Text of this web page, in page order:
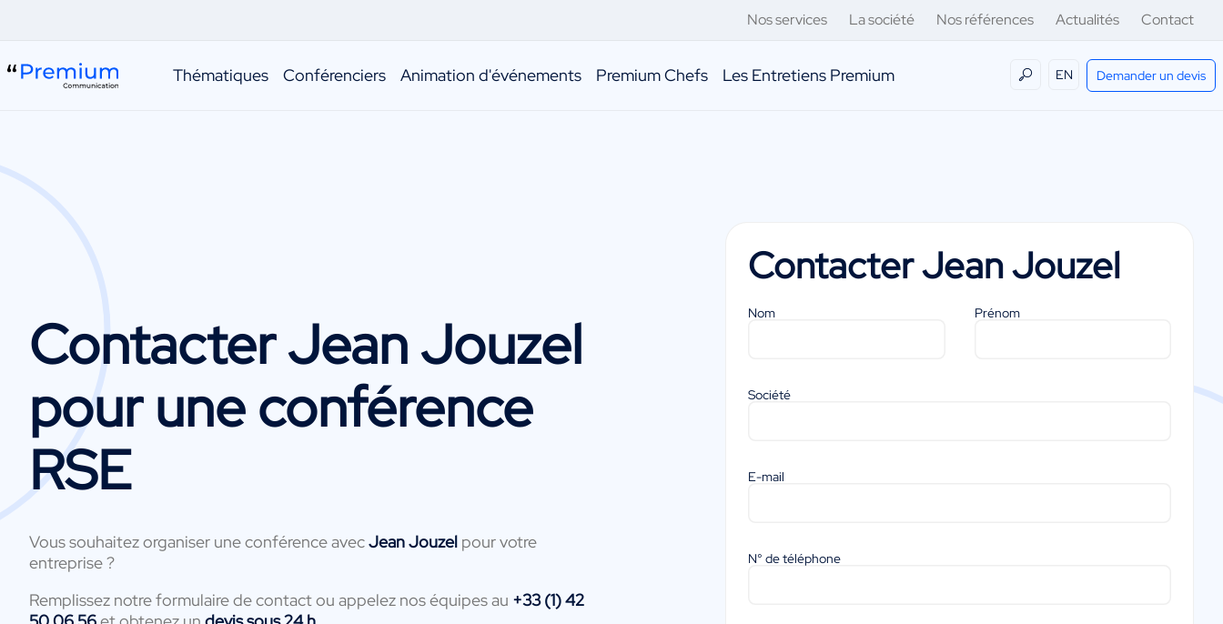
Nos services La société Nos références Actualités Contact
Thématiques Conférenciers Animation d'événements Premium Chefs Les Entretiens Premium EN Demander un devis
ContacterJean Jouzel
pour une conférence
RSE
Vous souhaitez organiser une conférence avecJean Jouzel pour votre
entreprise ?
Remplissez notre formulaire de contact ou appelez nos équipes au +33 (1) 42
ContacterJean Jouzel
Nom Prénom
Société
E-mail
N° de téléphone